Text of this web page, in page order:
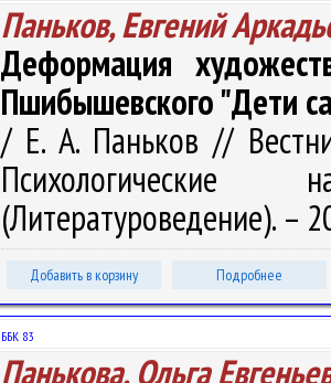
Паньков, Евгений
Деформация
Пшибышевского "Дети
/ Е. А. Паньков //
Психологические
(Литературоведение). –
Добавить в корзину Подробнее
ББК 83
Панькова, Ольга